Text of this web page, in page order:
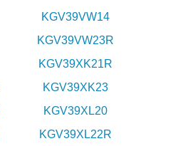
KGV39VW14
KGV39VW23R
KGV39XK21R
KGV39XK23
KGV39XL20
KGV39XL22R